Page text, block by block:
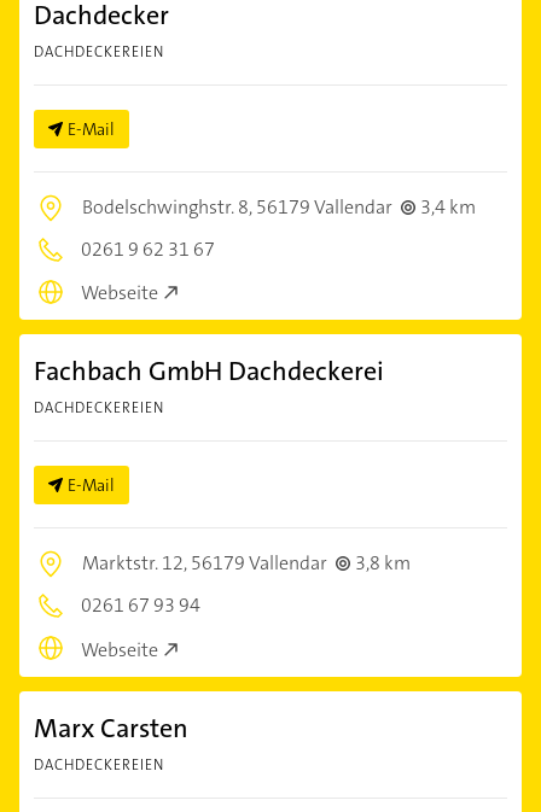
Dachdecker
DACHDECKEREIEN
E-Mail
Bodelschwinghstr. 8,56179 Vallendar
3,4 km
0261 9 62 31 67
Webseite
Fachbach GmbH Dachdeckerei
DACHDECKEREIEN
E-Mail
Marktstr. 12,56179 Vallendar
3,8 km
0261 67 93 94
Webseite
Marx Carsten
DACHDECKEREIEN